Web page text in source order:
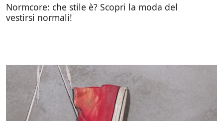
Normcore: che stile è? Scopri la moda del
vestirsi normali!